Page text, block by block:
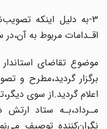
3-به دلیل اینکه
اقـدامات‌ مربوط به آن،در
موضوع تقاضای‌
مـرداد،بـه‌ ستاد‌ ارتش
نگران‌کننده‌ توصیف‌‌